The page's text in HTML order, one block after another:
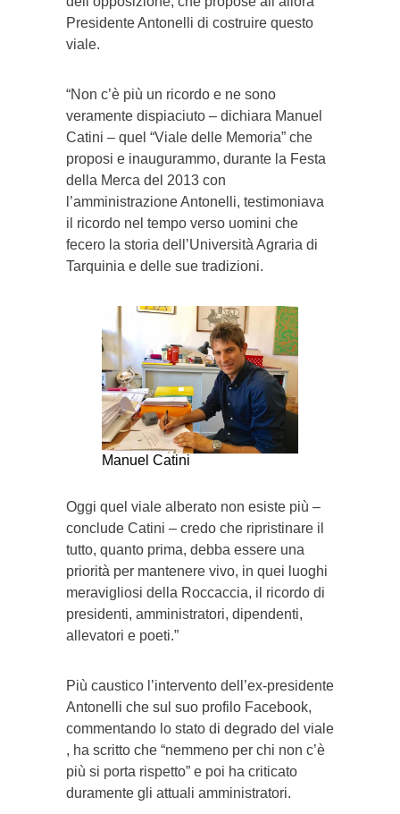
Presidente Antonelli di costruire questo
viale.
“Non c’è più un ricordo e ne sono
veramente dispiaciuto – dichiara Manuel
Catini – quel “Viale delle Memoria” che
proposi e inaugurammo, durante la Festa
della Merca del 2013 con
l’amministrazione Antonelli, testimoniava
il ricordo nel tempo verso uomini che
fecero la storia dell’Università Agraria di
Tarquinia e delle sue tradizioni.
Manuel Catini
Oggi quel viale alberato non esiste più –
conclude Catini – credo che ripristinare il
tutto, quanto prima, debba essere una
priorità per mantenere vivo, in quei luoghi
meravigliosi della Roccaccia, il ricordo di
presidenti, amministratori, dipendenti,
allevatori e poeti.”
Più caustico l’intervento dell’ex-presidente
Antonelli che sul suo profilo Facebook,
commentando lo stato di degrado del viale
, ha scritto che “nemmeno per chi non c’è
più si porta rispetto” e poi ha criticato
duramente gli attuali amministratori.